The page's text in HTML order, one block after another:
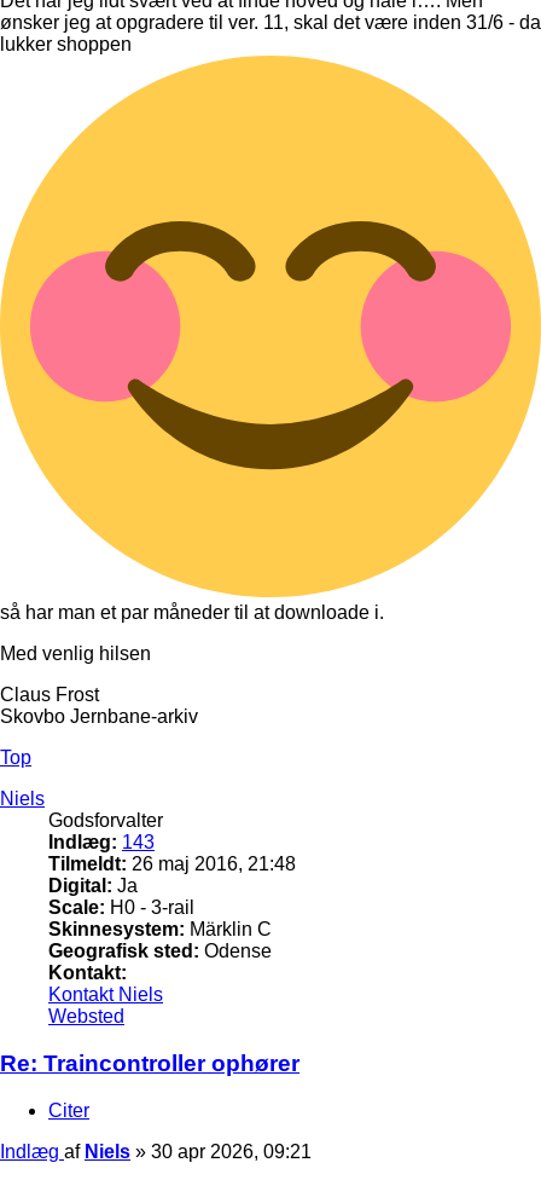
ønsker jeg at opgradere til ver. 11, skal det være inden 31/6 - da
lukker shoppen
så har man et par måneder til at downloade i.
Med venlig hilsen
Claus Frost
Skovbo Jernbane-arkiv
Top
Niels
Godsforvalter
Indlæg: 143
Tilmeldt: 26 maj 2016, 21:48
Digital: Ja
Scale: H0 - 3-rail
Skinnesystem: Märklin C
Geografisk sted: Odense
Kontakt:
Kontakt Niels
Websted
Re: Traincontroller ophører
Citer
Indlæg af Niels » 30 apr 2026, 09:21